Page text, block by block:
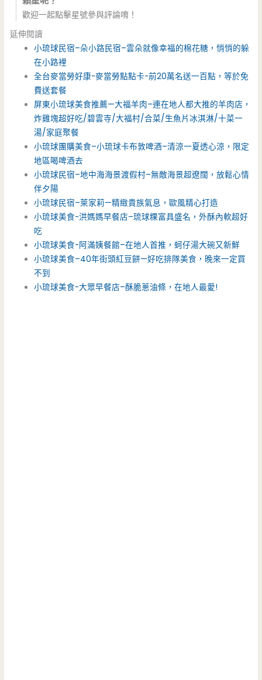
歡迎一起點擊星號參與評論唷！
延伸閱讀
小琉球民宿–朵小路民宿–雲朵就像幸福的棉花糖，悄悄的躲
在小路裡
全台麥當勞好康-麥當勞點點卡-前20萬名送一百點，等於免
費送套餐
屏東小琉球美食推薦—大福羊肉–連在地人都大推的羊肉店，
炸雞塊超好吃/碧雲寺/大福村/合菜/生魚片冰淇淋/十菜一
湯/家庭聚餐
小琉球團購美食–小琉球卡布敦啤酒–清涼一夏透心涼，限定
地區喝啤酒去
小琉球民宿–地中海海景渡假村–無敵海景超遼闊，放鬆心情
伴夕陽
小琉球民宿–萊家莉—精緻貴族氣息，歐風精心打造
小琉球美食-洪媽媽早餐店–琉球粿富具盛名，外酥內軟超好
吃
小琉球美食-阿滿姨餐館–在地人首推，蚵仔湯大碗又新鮮
小琉球美食–40年街頭紅豆餅—好吃排隊美食，晚來一定買
不到
小琉球美食-大眾早餐店–酥脆蔥油條，在地人最愛!